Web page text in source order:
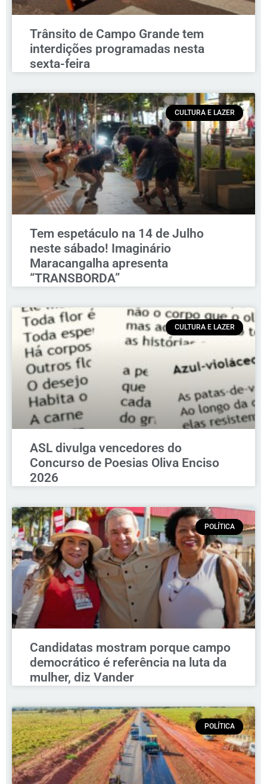
Trânsito de Campo Grande tem
interdições programadas nesta
sexta-feira
CULTURA E LAZER
Tem espetáculo na 14 de Julho
neste sábado! Imaginário
Maracangalha apresenta
“TRANSBORDA”
CULTURA E LAZER
ASL divulga vencedores do
Concurso de Poesias Oliva Enciso
2026
POLÍTICA
Candidatas mostram porque campo
democrático é referência na luta da
mulher, diz Vander
POLÍTICA